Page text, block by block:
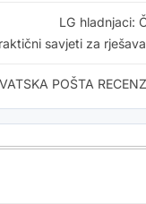
LG hladnjaci:
savjeti za
POŠTA